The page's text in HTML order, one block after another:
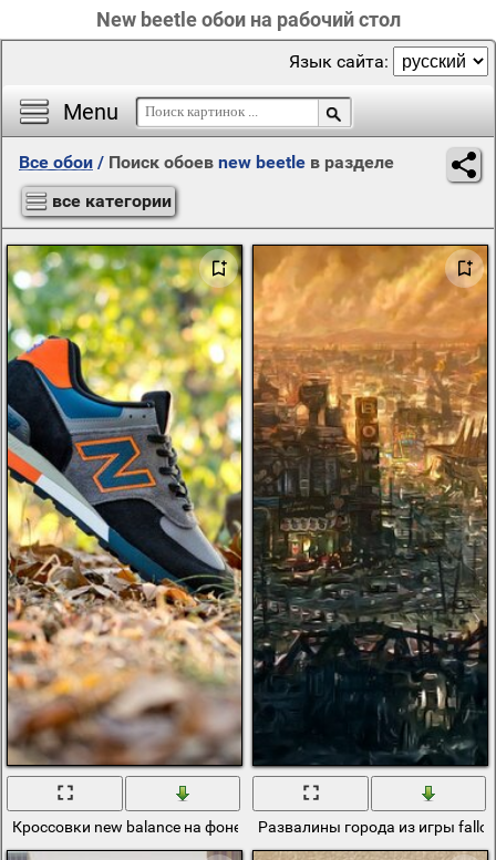
New beetle обои на рабочий стол
Menu
Язык сайта:
Все обои / Поиск обоев new beetle в разделе
все категории
Кроссовки new balance на фоне осеннего лесаРазвалины города из игры